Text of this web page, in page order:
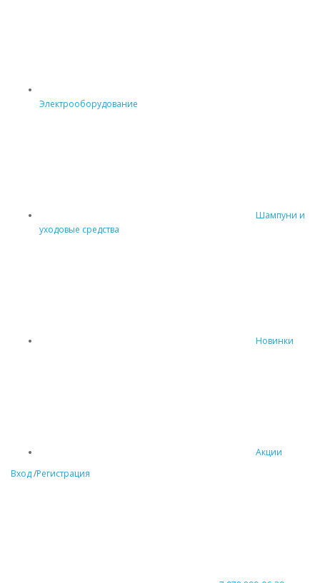
Электрооборудование
Шампуни и
уходовые средства
Новинки
Акции
Вход/Регистрация